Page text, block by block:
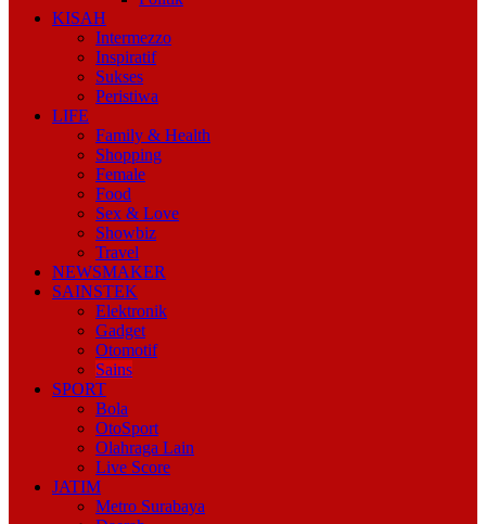
KISAH
Intermezzo
Inspiratif
Sukses
Peristiwa
LIFE
Family & Health
Shopping
Female
Food
Sex & Love
Showbiz
Travel
NEWSMAKER
SAINSTEK
Elektronik
Gadget
Otomotif
Sains
SPORT
Bola
OtoSport
Olahraga Lain
Live Score
JATIM
Metro Surabaya